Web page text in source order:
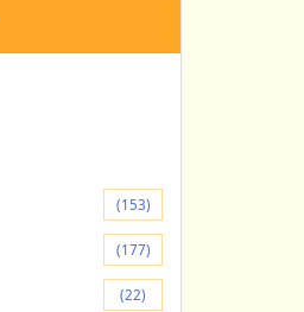
(153)
(177)
(22)